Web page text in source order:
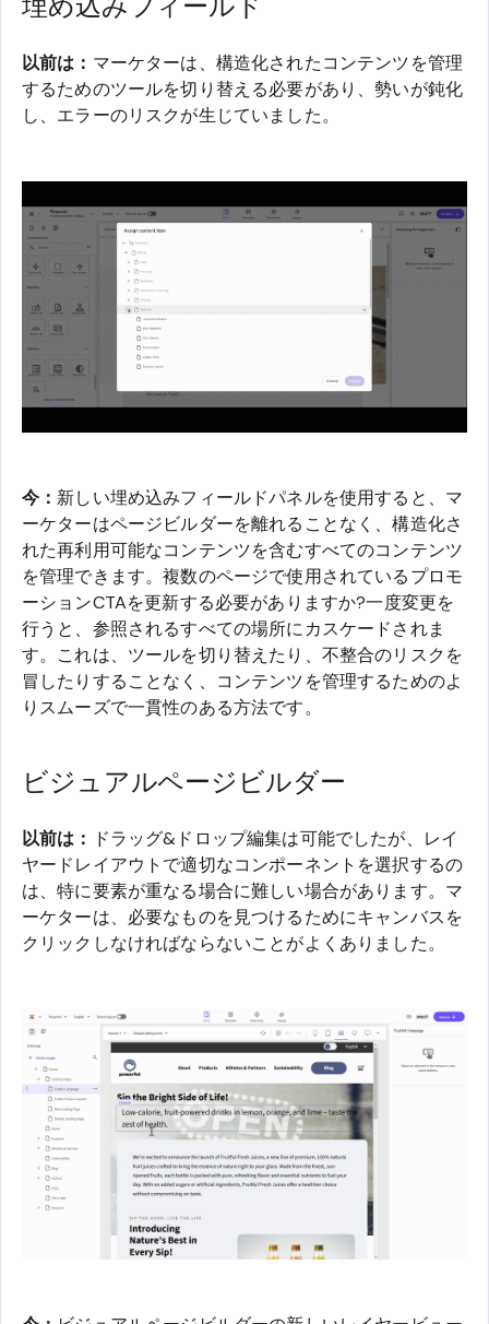
以前は： マーケターは、構造化されたコンテンツを管理
するためのツールを切り替える必要があり、勢いが鈍化
し、エラーのリスクが生じていました。
今： 新しい埋め込みフィールドパネルを使用すると、マ
ーケターはページビルダーを離れることなく、構造化さ
れた再利用可能なコンテンツを含むすべてのコンテンツ
を管理できます。複数のページで使用されているプロモ
ーションCTAを更新する必要がありますか?一度変更を
行うと、参照されるすべての場所にカスケードされま
す。これは、ツールを切り替えたり、不整合のリスクを
冒したりすることなく、コンテンツを管理するためのよ
りスムーズで一貫性のある方法です。
ビジュアルページビルダー
以前は： ドラッグ&ドロップ編集は可能でしたが、レイ
ヤードレイアウトで適切なコンポーネントを選択するの
は、特に要素が重なる場合に難しい場合があります。マ
ーケターは、必要なものを見つけるためにキャンバスを
クリックしなければならないことがよくありました。